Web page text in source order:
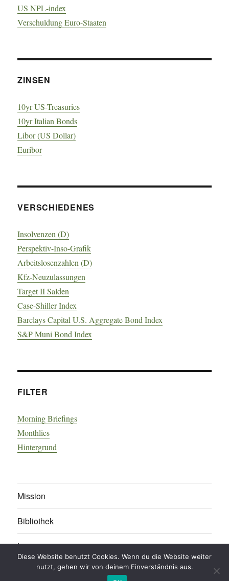
US NPL-index
Verschuldung Euro-Staaten
ZINSEN
10yr US-Treasuries
10yr Italian Bonds
Libor (US Dollar)
Euribor
VERSCHIEDENES
Insolvenzen (D)
Perspektiv-Inso-Grafik
Arbeitslosenzahlen (D)
Kfz-Neuzulassungen
Target II Salden
Case-Shiller Index
Barclays Capital U.S. Aggregate Bond Index
S&P Muni Bond Index
FILTER
Morning Briefings
Monthlies
Hintergrund
Mission
Bibliothek
Live
Datenschutz
Diese Website benutzt Cookies. Wenn du die Website weiter
nutzt, gehen wir von deinem Einverständnis aus.